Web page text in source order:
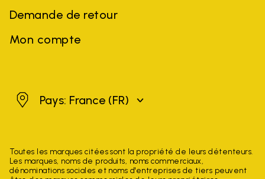
Demande de retour
Mon compte
FrancePays: France (FR)
Toutes les marques citées sont la propriété de leurs détenteurs.
Les marques, noms de produits, noms commerciaux,
dénominations sociales et noms d'entreprises de tiers peuvent